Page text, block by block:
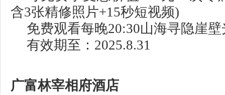
含3张精修照片+15秒短视频)
免费观看每晚20:30山海寻隐崖
有效期至：2025.8.31
广富林宰相府酒店